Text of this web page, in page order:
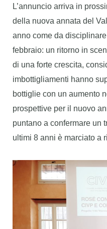
L’annuncio arriva in
della nuova annata del
anno come da
febbraio: un ritorno in
di una forte crescita,
imbottigliamenti hanno
bottiglie con un aumento
prospettive per il nuovo
puntano a confermare un
ultimi 8 anni è marciato a